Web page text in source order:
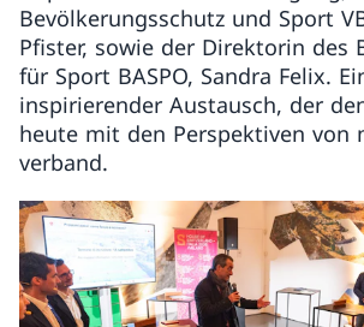
Bevölkerungsschutz und Sport
Pfister, sowie der Direktorin des
für Sport BASPO, Sandra Felix.
inspirierender Austausch, der
heute mit den Perspektiven von
verband.